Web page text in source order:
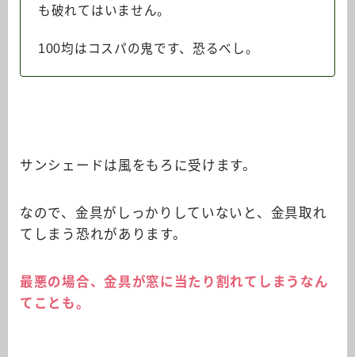
も破れてはいません。
100均はコスパの鬼です、恐るべし。
サンシェードは風をもろに受けます。
なので、金具がしっかりしていないと、金具取れ
てしまう恐れがあります。
最悪の場合、金具が窓に当たり割れてしまうなん
てことも。